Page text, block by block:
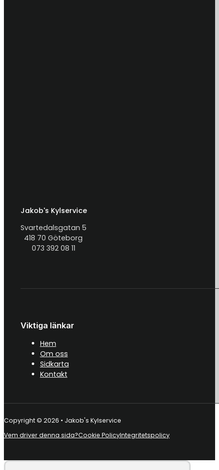
Jakob's Kylservice
Svartedalsgatan 5
418 70 Göteborg
073 392 08 11
Viktiga länkar
Hem
Om oss
Sidkarta
Kontakt
Copyright © 2026 • Jakob's Kylservice
Vem driver denna sida?Cookie PolicyIntegritetspolicy